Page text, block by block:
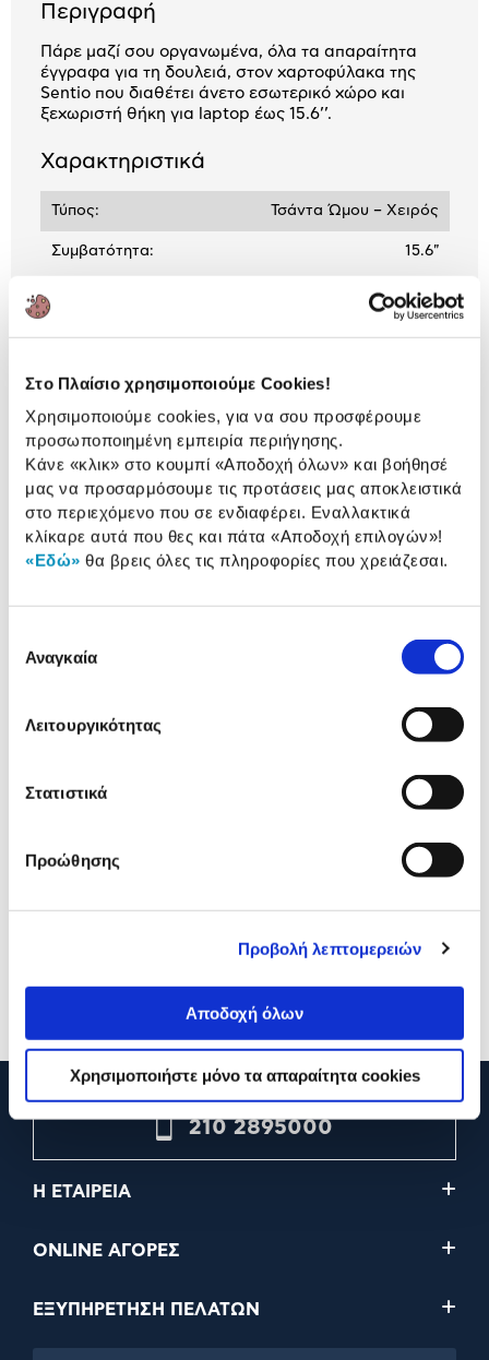
Στο Πλαίσιο χρησιμοποιούμε Cookies!
Χρησιμοποιούμε cookies, για να σου προσφέρουμε
προσωποποιημένη εμπειρία περιήγησης.
Κάνε «κλικ» στο κουμπί «Αποδοχή όλων» και βοήθησέ
μας να προσαρμόσουμε τις προτάσεις μας αποκλειστικά
στο περιεχόμενο που σε ενδιαφέρει. Εναλλακτικά
κλίκαρε αυτά που θες και πάτα «Αποδοχή επιλογών»!
«Εδώ» θα βρεις όλες τις πληροφορίες που χρειάζεσαι.
συγκατάθεσης
Αναγκαία
Λειτουργικότητας
Στατιστικά
Προώθησης
Προβολή λεπτομερειών
Αποδοχή όλων
Χρησιμοποιήστε μόνο τα απαραίτητα cookies
Περιγραφή
Πάρε μαζί σου οργανωμένα, όλα τα απαραίτητα
έγγραφα για τη δουλειά, στον χαρτοφύλακα της
Sentio που διαθέτει άνετο εσωτερικό χώρο και
ξεχωριστή θήκη για laptop έως 15.6’’.
Χαρακτηριστικά
Τύπος: Τσάντα Ώμου – Χειρός
Συμβατότητα: 15.6"
Αναλυτική
παρουσίαση
Προδιαγραφές
προϊόντος
Χαρακτηριστικά
Αξιολογήσεις
Αξιολογήσεις
Sentio Χαρτοφύλακας MC268
Taygeer Υφασμάτινος
29,90€
210 2895000
Η ΕΤΑΙΡΕΙΑ
ONLINE ΑΓΟΡΕΣ
ΕΞΥΠΗΡΕΤΗΣΗ ΠΕΛΑΤΩΝ